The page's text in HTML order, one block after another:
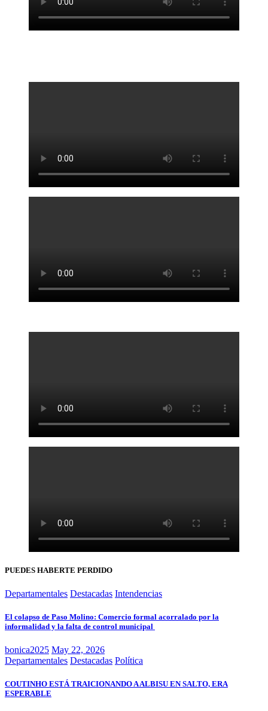
PUEDES HABERTE PERDIDO
Departamentales Destacadas Intendencias
El colapso de Paso Molino: Comercio formal acorralado por la
informalidad y la falta de control municipal
bonica2025 May 22, 2026
Departamentales Destacadas Política
COUTINHO ESTÁ TRAICIONANDO A ALBISU EN SALTO, ERA
ESPERABLE